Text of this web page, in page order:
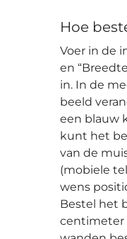
Hoe
Voer in de
en
in. In de
beeld
een blauw
kunt het
van de
(mobiele
wens
Bestel het
centimeter